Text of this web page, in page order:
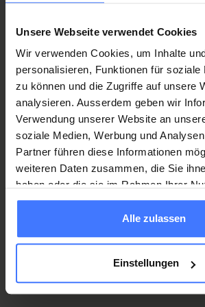
Unsere Webseite verwendet Cookies
Wir verwenden Cookies, um Inhalte
personalisieren, Funktionen für soziale
zu können und die Zugriffe auf unsere
analysieren. Ausserdem geben wir
Verwendung unserer Website an
soziale Medien, Werbung und
Partner führen diese Informationen
weiteren Daten zusammen, die Sie
haben oder die sie im Rahmen Ihrer
gesammelt haben.
Alle zulassen
Einstellungen
Specialista in lesione
Olivia Hediger
Specialista in lesione
olivia.hediger@parahelp.ch
Rahel Messineo
Specialista in lesione